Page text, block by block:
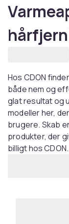
Hos CDON
både nem og
glat resultat og
modeller her,
brugere. Skab
produkter, der
billigt hos CDON.